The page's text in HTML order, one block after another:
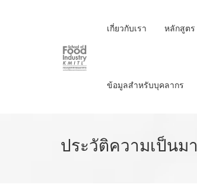
เกี่ยวกับเรา หลักสูตร
ข้อมูลสำหรับบุคลากร
ประวัติความเป็นมา